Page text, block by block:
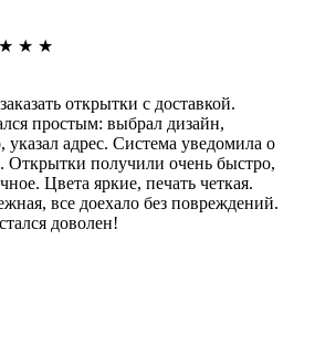
★ ★ ★
открытки с доставкой.
простым: выбрал дизайн,
указал адрес. Система уведомила о
Открытки получили очень быстро,
Цвета яркие, печать четкая.
все доехало без повреждений.
доволен!